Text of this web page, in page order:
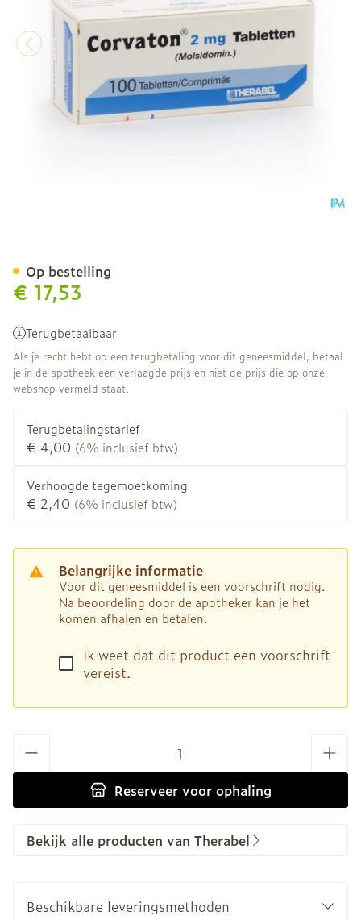
€ 17,53
Terugbetaalbaar
Als je recht hebt op een terugbetaling voor dit geneesmiddel, betaal
je in de apotheek een verlaagde prijs en niet de prijs die op onze
webshop vermeld staat.
Terugbetalingstarief
€ 4,00 (6% inclusief btw)
Verhoogde tegemoetkoming
€ 2,40 (6% inclusief btw)
Belangrijke informatie
Voor dit geneesmiddel is een voorschrift nodig.
Na beoordeling door de apotheker kan je het
komen afhalen en betalen.
Ik weet dat dit product een voorschrift
vereist.
Reserveervoor ophaling
Op bestelling
Bekijk alle producten van Therabel
Beschikbare leveringsmethoden